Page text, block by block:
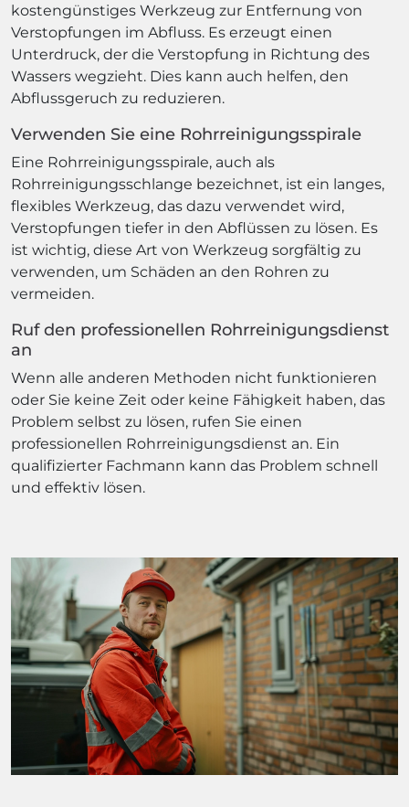
kostengünstiges Werkzeug zur Entfernung von
Verstopfungen im Abfluss. Es erzeugt einen
Unterdruck, der die Verstopfung in Richtung des
Wassers wegzieht. Dies kann auch helfen, den
Abflussgeruch zu reduzieren.
Verwenden Sie eine Rohrreinigungsspirale
Eine Rohrreinigungsspirale, auch als
Rohrreinigungsschlange bezeichnet, ist ein langes,
flexibles Werkzeug, das dazu verwendet wird,
Verstopfungen tiefer in den Abflüssen zu lösen. Es
ist wichtig, diese Art von Werkzeug sorgfältig zu
verwenden, um Schäden an den Rohren zu
vermeiden.
Ruf den professionellen Rohrreinigungsdienst
an
Wenn alle anderen Methoden nicht funktionieren
oder Sie keine Zeit oder keine Fähigkeit haben, das
Problem selbst zu lösen, rufen Sie einen
professionellen Rohrreinigungsdienst an. Ein
qualifizierter Fachmann kann das Problem schnell
und effektiv lösen.